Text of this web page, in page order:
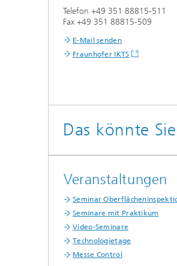
Telefon +49 351 88815-511
Fax +49 351 88815-509
E-Mail senden
Fraunhofer IKTS
Das könnte
Veranstaltungen
Seminar
Seminare mit Praktikum
Video-Seminare
Technologietage
Messe Control